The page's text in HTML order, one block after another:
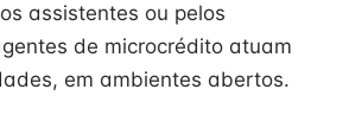
assistentes ou pelos
de microcrédito atuam
em ambientes abertos.